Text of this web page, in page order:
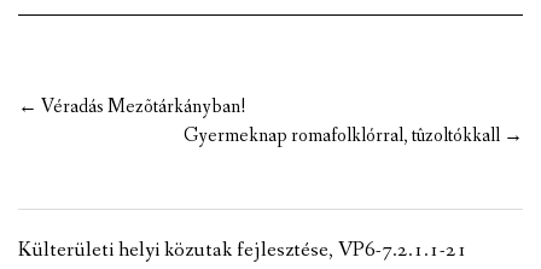
Post
← Véradás Mezõtárkányban!
Gyermeknap romafolklórral, tûzoltókkall →
Külterületi helyi közutak fejlesztése, VP6-7.2.1.1-21